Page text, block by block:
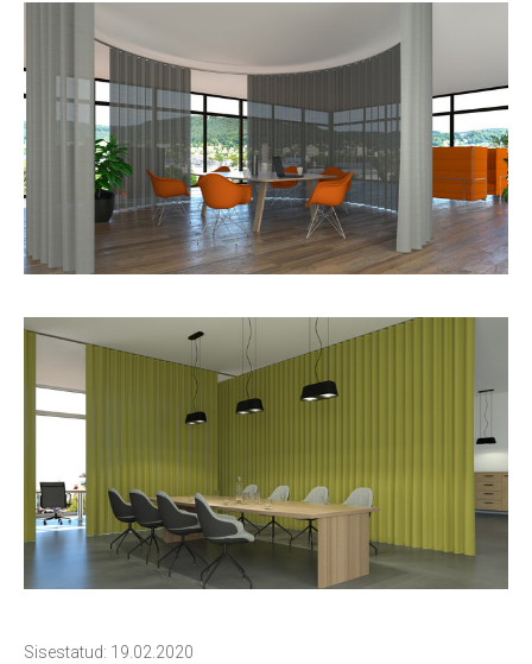
Sisestatud: 19.02.2020